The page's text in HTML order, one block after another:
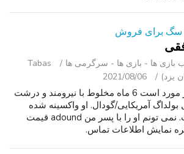
سگ برای فروش
بازی ها - بازی ها - سرگرمی ‌ها
Tabas
یزد)
2021/08/06
او در مورد است 6 ماه مخلوط با نیرومند و درشت
بولداگ آمریکایی/گودال. او واکسینه شده
است. نمی تونم او را با پسر من adound قیمت
نمایش اطلاعات تماس.